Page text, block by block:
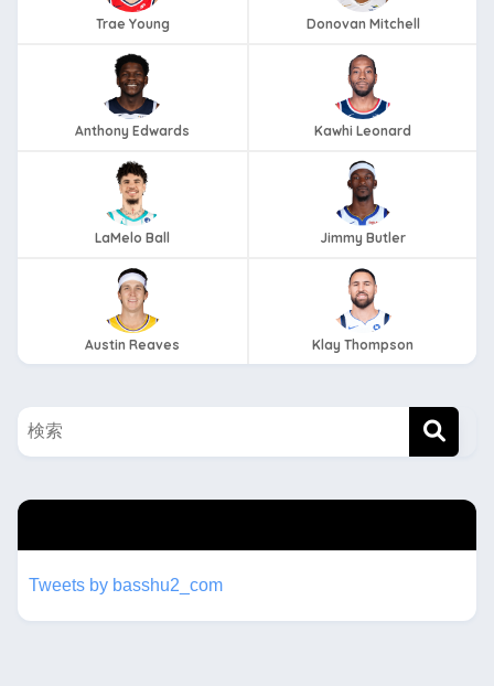
Trae Young Donovan Mitchell
Anthony Edwards Kawhi Leonard
LaMelo Ball Jimmy Butler
Austin Reaves Klay Thompson
Tweets by basshu2_com